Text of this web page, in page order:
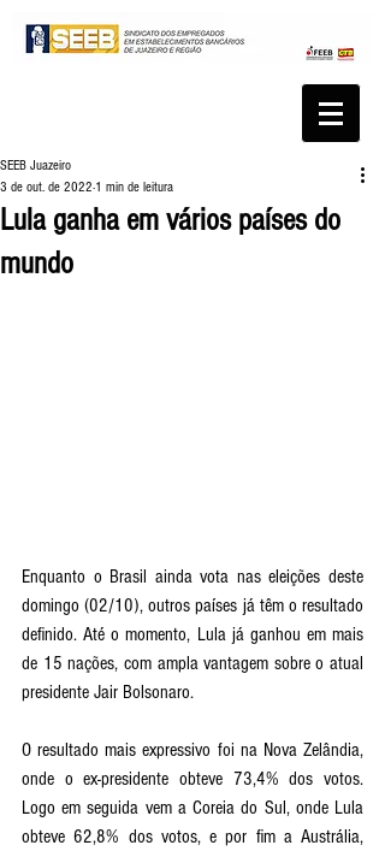
Lula ganha em vários países do
mundo
SEEB Juazeiro
3 de out. de 2022 1 min de leitura
Enquanto o Brasil ainda vota nas eleições deste
domingo (02/10), outros países já têm o resultado
definido. Até o momento, Lula já ganhou em mais
de 15 nações, com ampla vantagem sobre o atual
presidente Jair Bolsonaro.
O resultado mais expressivo foi na Nova Zelândia,
onde o ex-presidente obteve 73,4% dos votos.
Logo em seguida vem a Coreia do Sul, onde Lula
obteve 62,8% dos votos, e por fim a Austrália,